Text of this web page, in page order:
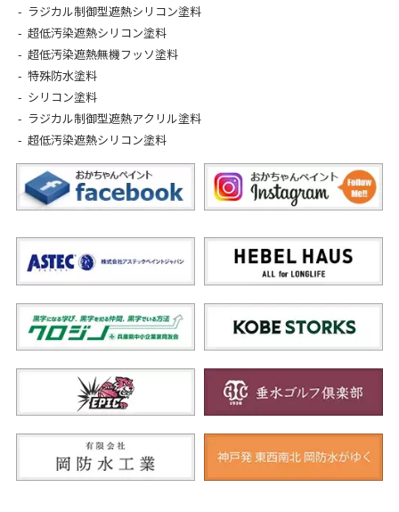
ラジカル制御型遮熱シリコン塗料
超低汚染遮熱シリコン塗料
超低汚染遮熱無機フッソ塗料
特殊防水塗料
シリコン塗料
ラジカル制御型遮熱アクリル塗料
超低汚染遮熱シリコン塗料